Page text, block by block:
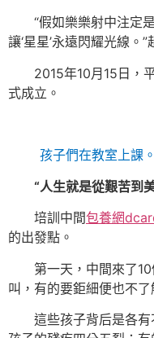
“假如樂樂射中注定
讓‘星星’永遠閃耀光線。”
2015年10月15日，
式成立。
孩子們在教室上課
“人生就是從艱苦到
培訓中間包養網
的出發點。
第一天，中間來了
叫，有的要鉅細便也不
這些孩子背后是各有